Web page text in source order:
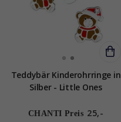
Teddybär Kinderohrringe in
Silber - Little Ones
CHANTI Preis 25,-